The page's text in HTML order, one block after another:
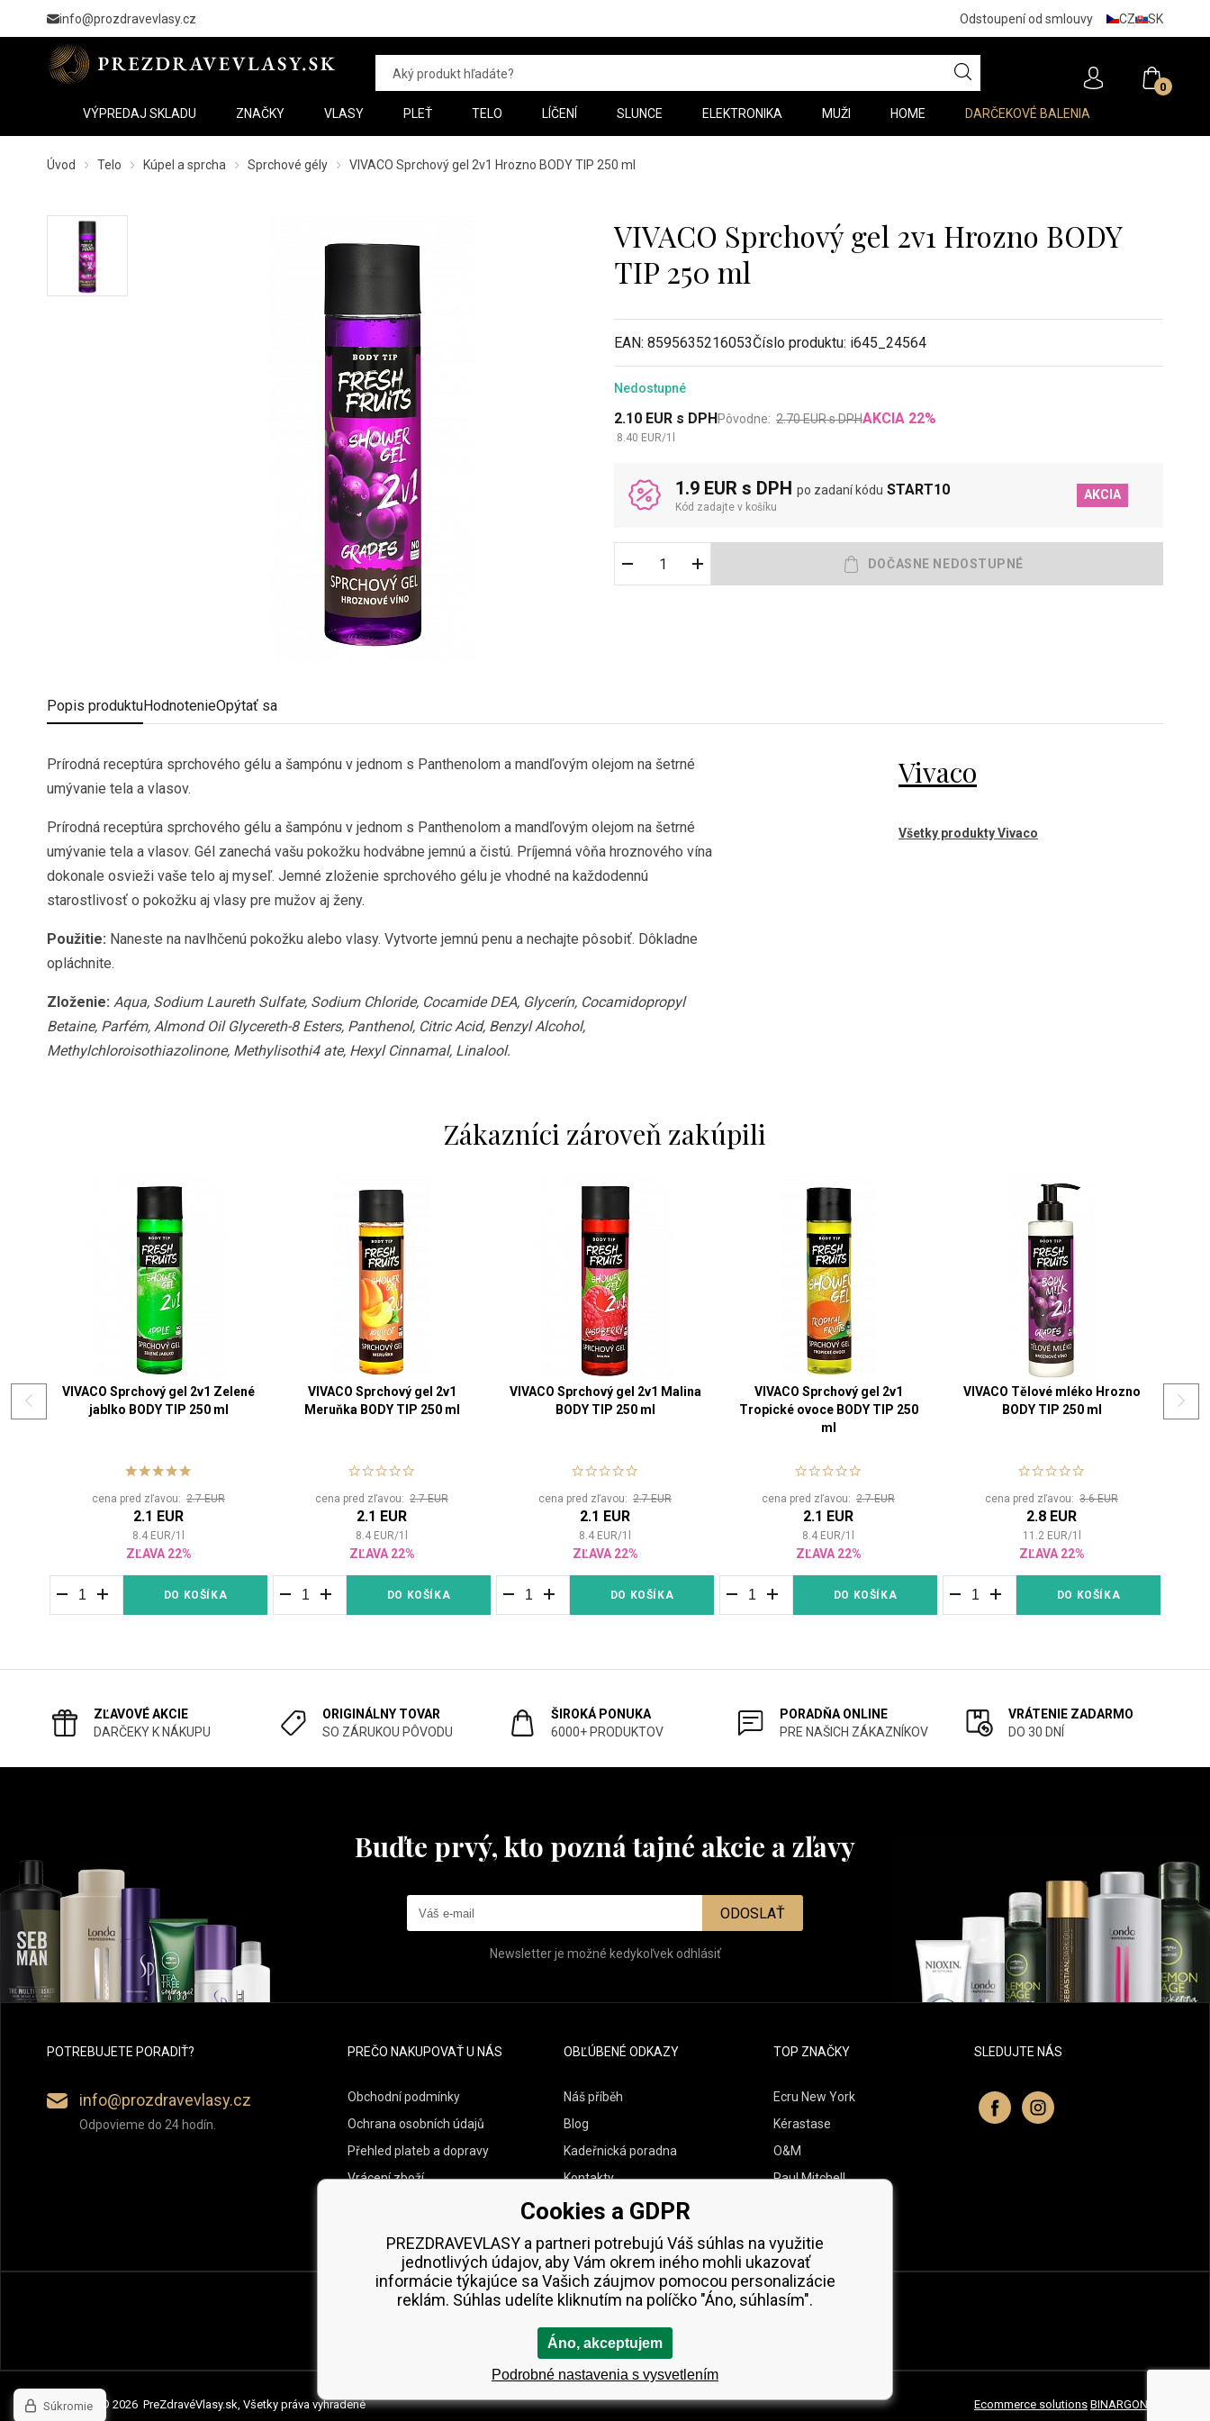
info@prozdravevlasy.cz Odstoupení od smlouvy CZ SK
0
VÝPREDAJ SKLADU ZNAČKY VLASY PLEŤ TELO LÍČENÍ SLUNCE ELEKTRONIKA MUŽI HOME DARČEKOVÉ BALENIA
Úvod Telo Kúpel a sprcha Sprchové gély VIVACO Sprchový gel 2v1 Hrozno BODY TIP 250 ml
VIVACO Sprchový gel 2v1 Hrozno BODY
TIP 250 ml
EAN: 8595635216053Číslo produktu: i645_24564
Nedostupné
2.10 EUR s DPH
8.40 EUR/1
Pôvodne: 2.70EURs DPHAKCIA 22%
1.9 EUR s DPH po zadaní kódu START10
Kód zadajte v košíku
AKCIA
Popis produktuHodnotenieOpýtať sa
Prírodná receptúra sprchového gélu a šampónu v jednom s Panthenolom a mandľovým olejom na šetrné
umývanie tela a vlasov.
Prírodná receptúra sprchového gélu a šampónu v jednom s Panthenolom a mandľovým olejom na šetrné
umývanie tela a vlasov. Gél zanechá vašu pokožku hodvábne jemnú a čistú. Príjemná vôňa hroznového vína
dokonale osvieži vaše telo aj myseľ. Jemné zloženie sprchového gélu je vhodné na každodennú
starostlivosť o pokožku aj vlasy pre mužov aj ženy.
Použitie: Naneste na navlhčenú pokožku alebo vlasy. Vytvorte jemnú penu a nechajte pôsobiť. Dôkladne
opláchnite.
Zloženie: Aqua, Sodium Laureth Sulfate, Sodium Chloride, Cocamide DEA, Glycerín, Cocamidopropyl
Betaine, Parfém, Almond Oil Glycereth-8 Esters, Panthenol, Citric Acid, Benzyl Alcohol,
Methylchloroisothiazolinone, Methylisothi4 ate, Hexyl Cinnamal, Linalool.
Vivaco
Všetky produkty Vivaco
Zákazníci zároveň zakúpili
VIVACO Sprchový gel 2v1 Zelené
jablko BODY TIP 250 ml
cena pred zľavou: 2.7 EUR
2.1 EUR
8.4 EUR/1
ZĽAVA 22%
DO KOŠÍKA
VIVACO Sprchový gel 2v1
Meruňka BODY TIP 250 ml
cena pred zľavou: 2.7 EUR
2.1 EUR
8.4 EUR/1
ZĽAVA 22%
DO KOŠÍKA
VIVACO Sprchový gel 2v1 Malina
BODY TIP 250 ml
cena pred zľavou: 2.7 EUR
2.1 EUR
8.4 EUR/1
ZĽAVA 22%
DO KOŠÍKA
VIVACO Sprchový gel 2v1
Tropické ovoce BODY TIP 250
ml
cena pred zľavou: 2.7 EUR
2.1 EUR
8.4 EUR/1
ZĽAVA 22%
DO KOŠÍKA
VIVACO Tělové mléko Hrozno
BODY TIP 250 ml
cena pred zľavou: 3.6 EUR
2.8 EUR
11.2 EUR/1
ZĽAVA 22%
DO KOŠÍKA
ZĽAVOVÉ AKCIE
DARČEKY K NÁKUPU
ORIGINÁLNY TOVAR
SO ZÁRUKOU PÔVODU
ŠIROKÁ PONUKA
6000+ PRODUKTOV
PORADŇA ONLINE
PRE NAŠICH ZÁKAZNÍKOV
VRÁTENIE ZADARMO
DO 30 DNÍ
Buďte prvý, kto pozná tajné akcie a zľavy
ODOSLAŤ
Newsletter je možné kedykoľvek odhlásiť
POTREBUJETE PORADIŤ?
info@prozdravevlasy.cz
Odpovieme do 24 hodín.
PREČO NAKUPOVAŤ U NÁS
Obchodní podmínky
Ochrana osobních údajů
Přehled plateb a dopravy
Vrácení zboží
OBĽÚBENÉ ODKAZY
Náš příběh
Blog
Kadeřnická poradna
Kontakty
Vzorky zdarma
TOP ZNAČKY
Ecru New York
Kérastase
O&M
Paul Mitchell
SLEDUJTE NÁS
Copyright © 2026 PreZdravéVlasy.sk, Všetky práva vyhradené Ecommerce solutions BINARGON.cz
Cookies a GDPR
PREZDRAVEVLASY a partneri potrebujú Váš súhlas na využitie
jednotlivých údajov, aby Vám okrem iného mohli ukazovať
informácie týkajúce sa Vašich záujmov pomocou personalizácie
reklám. Súhlas udelíte kliknutím na políčko "Áno, súhlasím".
Áno, akceptujem
Podrobné nastavenia s vysvetlením
Súkromie